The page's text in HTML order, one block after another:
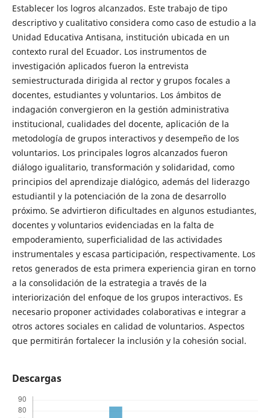
Establecer los logros alcanzados. Este trabajo de tipo
descriptivo y cualitativo considera como caso de estudio a la
Unidad Educativa Antisana, institución ubicada en un
contexto rural del Ecuador. Los instrumentos de
investigación aplicados fueron la entrevista
semiestructurada dirigida al rector y grupos focales a
docentes, estudiantes y voluntarios. Los ámbitos de
indagación convergieron en la gestión administrativa
institucional, cualidades del docente, aplicación de la
metodología de grupos interactivos y desempeño de los
voluntarios. Los principales logros alcanzados fueron
diálogo igualitario, transformación y solidaridad, como
principios del aprendizaje dialógico, además del liderazgo
estudiantil y la potenciación de la zona de desarrollo
próximo. Se advirtieron dificultades en algunos estudiantes,
docentes y voluntarios evidenciadas en la falta de
empoderamiento, superficialidad de las actividades
instrumentales y escasa participación, respectivamente. Los
retos generados de esta primera experiencia giran en torno
a la consolidación de la estrategia a través de la
interiorización del enfoque de los grupos interactivos. Es
necesario proponer actividades colaborativas e integrar a
otros actores sociales en calidad de voluntarios. Aspectos
que permitirán fortalecer la inclusión y la cohesión social.
Descargas